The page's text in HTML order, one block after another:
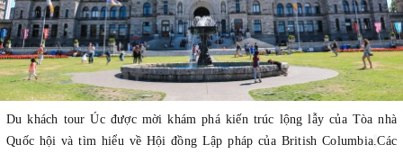
Du khách tour Úcđược mời khám phá kiến ​​trúc lộng lẫy của Tòa nhà
Quốc hội và tìm hiểu về Hội đồng Lập pháp của British Columbia .Các